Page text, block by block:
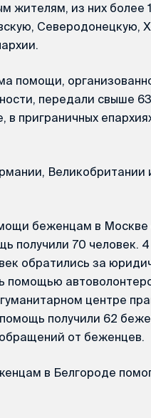
из них более
Северодонецкую,
помощи,
передали свыше
приграничных
Великобритании
беженцам в Москве
получили 70 человек.
обратились за
помощью
центре
получили 62
от беженцев.
в Белгороде